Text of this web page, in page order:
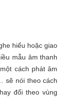
hiểu hoặc giao
mẫu âm thanh
cách phát âm
sẽ nói theo cách
đổi theo vùng